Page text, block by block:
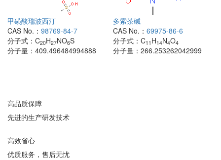
甲磺酸瑞波西汀
CAS No.： 98769-84-7
分子式： C20H27NO6S
分子量： 409.496484994888
多索茶碱
CAS No.： 69975-86-6
分子式： C11 H14N4O4
分子量： 266.253262042999
高品质保障
先进的生产研发技术
高效省心
优质服务，售后无忧